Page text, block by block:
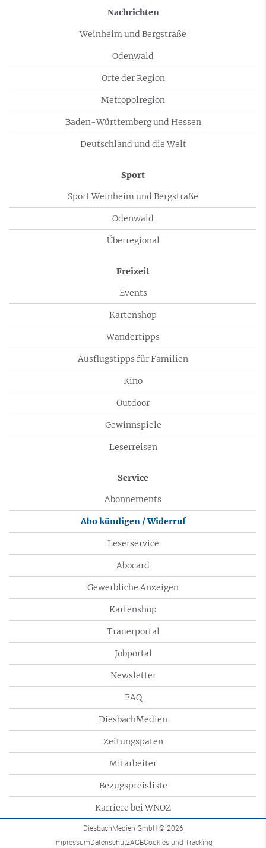
Nachrichten
Weinheim und Bergstraße
Odenwald
Orte der Region
Metropolregion
Baden-Württemberg und Hessen
Deutschland und die Welt
Sport
Sport Weinheim und Bergstraße
Odenwald
Überregional
Freizeit
Events
Kartenshop
Wandertipps
Ausflugstipps für Familien
Kino
Outdoor
Gewinnspiele
Leserreisen
Service
Abonnements
Abo kündigen / Widerruf
Leserservice
Abocard
Gewerbliche Anzeigen
Kartenshop
Trauerportal
Jobportal
Newsletter
FAQ
DiesbachMedien
Zeitungspaten
Mitarbeiter
Bezugspreisliste
Karriere bei WNOZ
DiesbachMedien GmbH © 2026
ImpressumDatenschutzAGBCookies und Tracking